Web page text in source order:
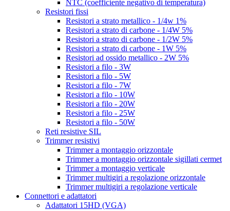
NTC (coefficiente negativo di temperatura)
Resistori fissi
Resistori a strato metallico - 1/4w 1%
Resistori a strato di carbone - 1/4W 5%
Resistori a strato di carbone - 1/2W 5%
Resistori a strato di carbone - 1W 5%
Resistori ad ossido metallico - 2W 5%
Resistori a filo - 3W
Resistori a filo - 5W
Resistori a filo - 7W
Resistori a filo - 10W
Resistori a filo - 20W
Resistori a filo - 25W
Resistori a filo - 50W
Reti resistive SIL
Trimmer resistivi
Trimmer a montaggio orizzontale
Trimmer a montaggio orizzontale sigillati cermet
Trimmer a montaggio verticale
Trimmer multigiri a regolazione orizzontale
Trimmer multigiri a regolazione verticale
Connettori e adattatori
Adattatori 15HD (VGA)